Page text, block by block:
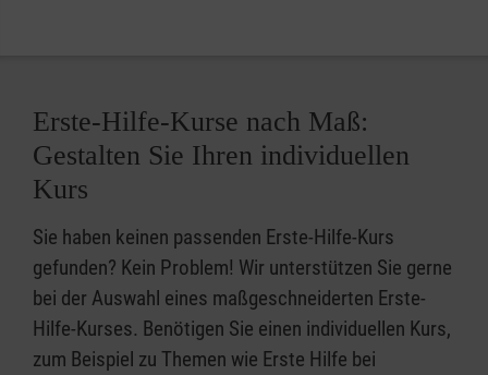
Erste-Hilfe-Kurse nach Maß:
Gestalten Sie Ihren individuellen
Kurs
Sie haben keinen passenden Erste-Hilfe-Kurs
gefunden? Kein Problem! Wir unterstützen Sie gerne
bei der Auswahl eines maßgeschneiderten Erste-
Hilfe-Kurses. Benötigen Sie einen individuellen Kurs,
zum Beispiel zu Themen wie Erste Hilfe bei